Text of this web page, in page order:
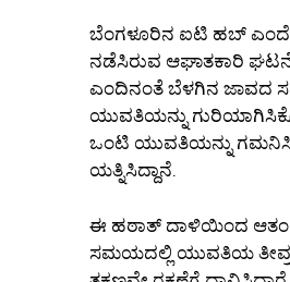
ಬೆಂಗಳೂರಿನ ಐಟಿ ಹಬ್ ಎಂದೇ
ನಡೆಸಿರುವ ಆಘಾತಕಾರಿ
ಎಂದಿನಂತೆ ಬೆಳಗಿನ ಜಾವದ
ಯುವತಿಯನ್ನು
ಒಂಟಿ ಯುವತಿಯನ್ನು
ಯತ್ನಿಸಿದ್ದಾನೆ.
ಈ ಹಠಾತ್ ದಾಳಿಯಿಂದ
ಸಮಯದಲ್ಲಿ ಯುವತಿಯ ತೀವ್ರ